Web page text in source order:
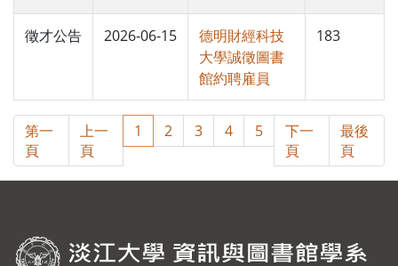
徵才公告 2026-06-15
德明財經科技
大學誠徵圖書
館約聘雇員
183
第一
頁
上一
頁
1 2 3 4 5
下一
頁
最後
頁